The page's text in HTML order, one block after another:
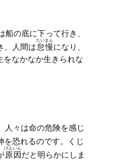
船の底に下って行き、
、人間は 怠慢
たいまん
になり、
をなかなか生きられな
人々は命の危険を感じ
を恐れるのです。くじ
原因
げんいん
だと明らかにしま